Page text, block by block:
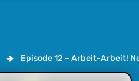
Episode 12 – Arbeit-Arbeit!